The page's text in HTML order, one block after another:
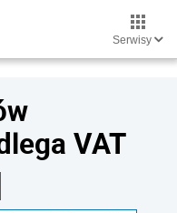
Serwisy
VAT